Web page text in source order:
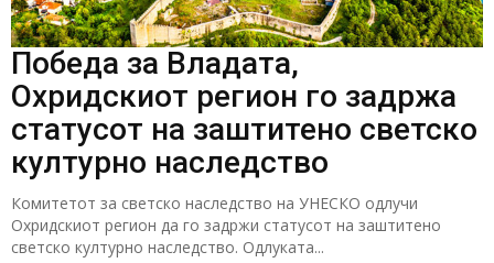
Победа за Владата,
Охридскиот регион го задржа
статусот на заштитено светско
културно наследство
Комитетот за светско наследство на УНЕСКО одлучи
Охридскиот регион да го задржи статусот на заштитено
светско културно наследство. Одлуката...